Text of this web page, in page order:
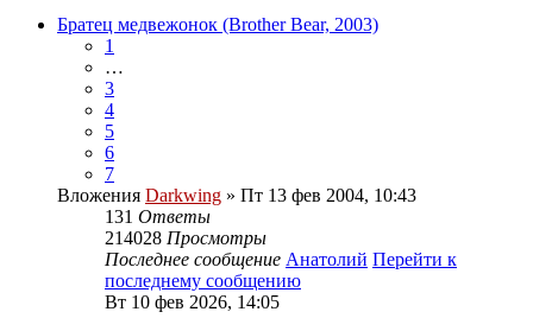
Братец медвежонок (Brother Bear, 2003)
1
…
3
4
5
6
7
Вложения Darkwing » Пт 13 фев 2004, 10:43
131 Ответы
214028 Просмотры
Последнее сообщение Анатолий Перейти к
последнему сообщению
Вт 10 фев 2026, 14:05